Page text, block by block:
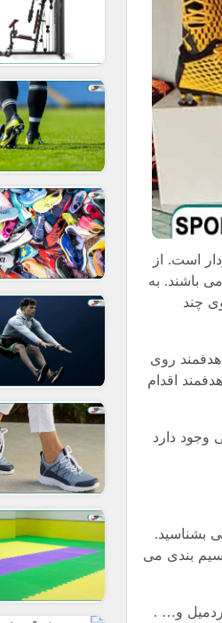
است. از
باشند. به
چند
روی
اقدام
وجود دارد
بشناسید.
تقسیم بندی می
و… .